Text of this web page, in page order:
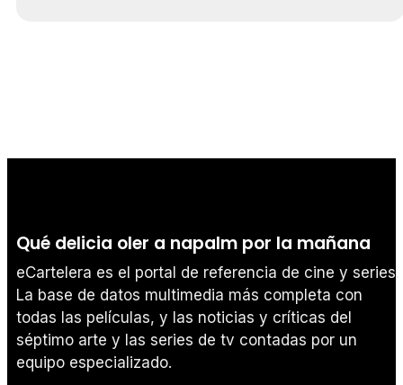
Qué delicia oler a napalm por la mañana
eCartelera es el portal de referencia de cine y series.
La base de datos multimedia más completa con
todas las películas, y las noticias y críticas del
séptimo arte y las series de tv contadas por un
equipo especializado.